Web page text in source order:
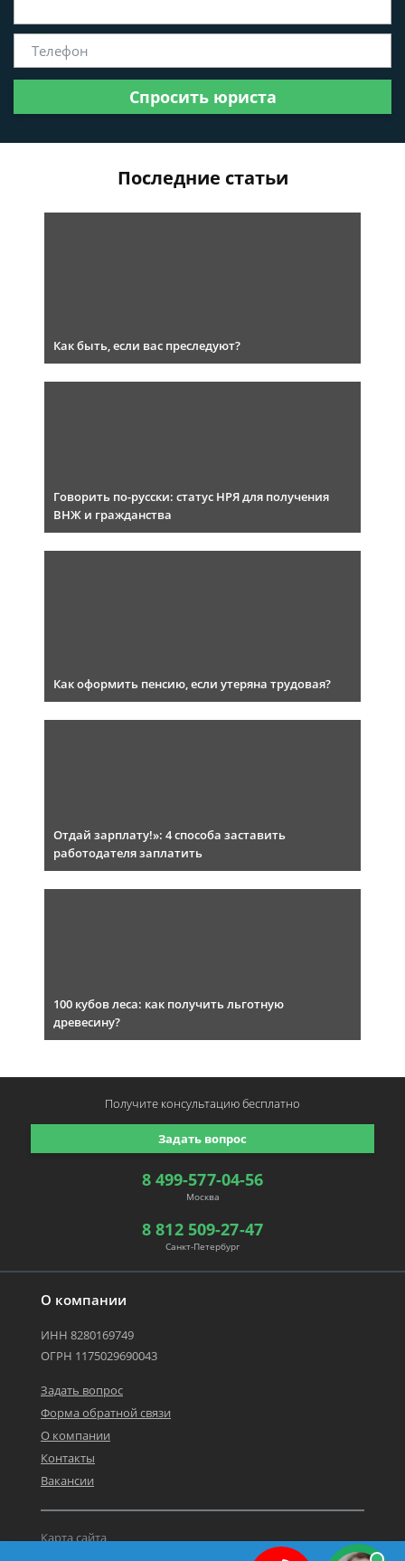
Спросить юриста
Последние статьи
Как быть, если вас преследуют?
Говорить по-русски: статус НРЯ для получения
ВНЖ и гражданства
Как оформить пенсию, если утеряна трудовая?
Отдай зарплату!»: 4 способа заставить
работодателя заплатить
100 кубов леса: как получить льготную
древесину?
О компании
ИНН 8280169749
ОГРН 1175029690043
Задать вопрос
Форма обратной связи
О компании
Контакты
Вакансии
Карта сайта
8 499-577-04-56
Москва
8 812 509-27-47
Санкт-Петербург
Задать вопрос
Получите консультациюбесплатно